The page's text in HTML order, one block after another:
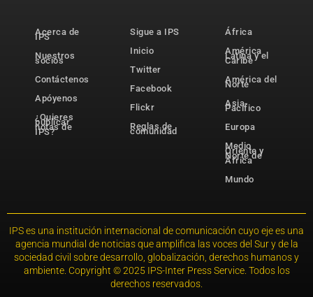
Acerca de
IPS
Nuestros
socios
Contáctenos
Apóyenos
¿Quieres
publicar
notas de
IPS?
Sigue a IPS
Inicio
Twitter
Facebook
Flickr
Reglas de
comunidad
África
América
Latina y el
Caribe
América del
Norte
Asia-
Pacífico
Europa
Medio
Oriente y
Norte de
África
Mundo
IPS es una institución internacional de comunicación cuyo eje es una
agencia mundial de noticias que amplifica las voces del Sur y de la
sociedad civil sobre desarrollo, globalización, derechos humanos y
ambiente. Copyright © 2025 IPS-Inter Press Service. Todos los
derechos reservados.